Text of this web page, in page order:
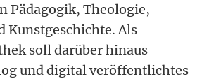
Pädagogik, Theologie,
Kunstgeschichte. Als
soll darüber hinaus
und digital veröffentlichtes